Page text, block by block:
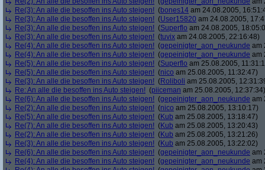
Re(3): An alle die besoffen ins Auto steigen! (bones14 am 24.08.2005,
Re(3): An alle die besoffen ins Auto steigen! (User15820 am 24.08.2005,
Re(3): An alle die besoffen ins Auto steigen! (Superflo am 24.08.2005,
Re(3): An alle die besoffen ins Auto steigen! (tuvix am 24.08.2005, 22:16:48)
Re(4): An alle die besoffen ins Auto steigen! (gepeinigter_aon_neukunde am
Re(4): An alle die besoffen ins Auto steigen! (gepeinigter_aon_neukunde am
Re(5): An alle die besoffen ins Auto steigen! (Superflo am 25.08.2005,
Re(5): An alle die besoffen ins Auto steigen! (nico am 25.08.2005, 11:32:47)
Re(3): An alle die besoffen ins Auto steigen! (Roliboli am 25.08.2005,
Re: An alle die besoffen ins Auto steigen! (piiceman am 25.08.2005, 12:37:34)
Re(6): An alle die besoffen ins Auto steigen! (gepeinigter_aon_neukunde am
Re(2): An alle die besoffen ins Auto steigen! (nico am 25.08.2005, 13:10:17)
Re(5): An alle die besoffen ins Auto steigen! (Kub am 25.08.2005, 13:18:47)
Re(7): An alle die besoffen ins Auto steigen! (Kub am 25.08.2005, 13:20:43)
Re(2): An alle die besoffen ins Auto steigen! (Kub am 25.08.2005, 13:21:26)
Re(3): An alle die besoffen ins Auto steigen! (Kub am 25.08.2005, 13:22:02)
Re(6): An alle die besoffen ins Auto steigen! (gepeinigter_aon_neukunde am
Re(4): An alle die besoffen ins Auto steigen! (gepeinigter_aon_neukunde am